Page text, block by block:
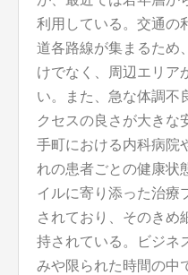
利用している。交通の
道各路線が集まるため
けでなく、周辺エリア
い。また、急な体調不
クセスの良さが大きな
手町における内科病院
れの患者ごとの健康状
イルに寄り添った治療
されており、そのきめ
持されている。ビジネ
みや限られた時間の中